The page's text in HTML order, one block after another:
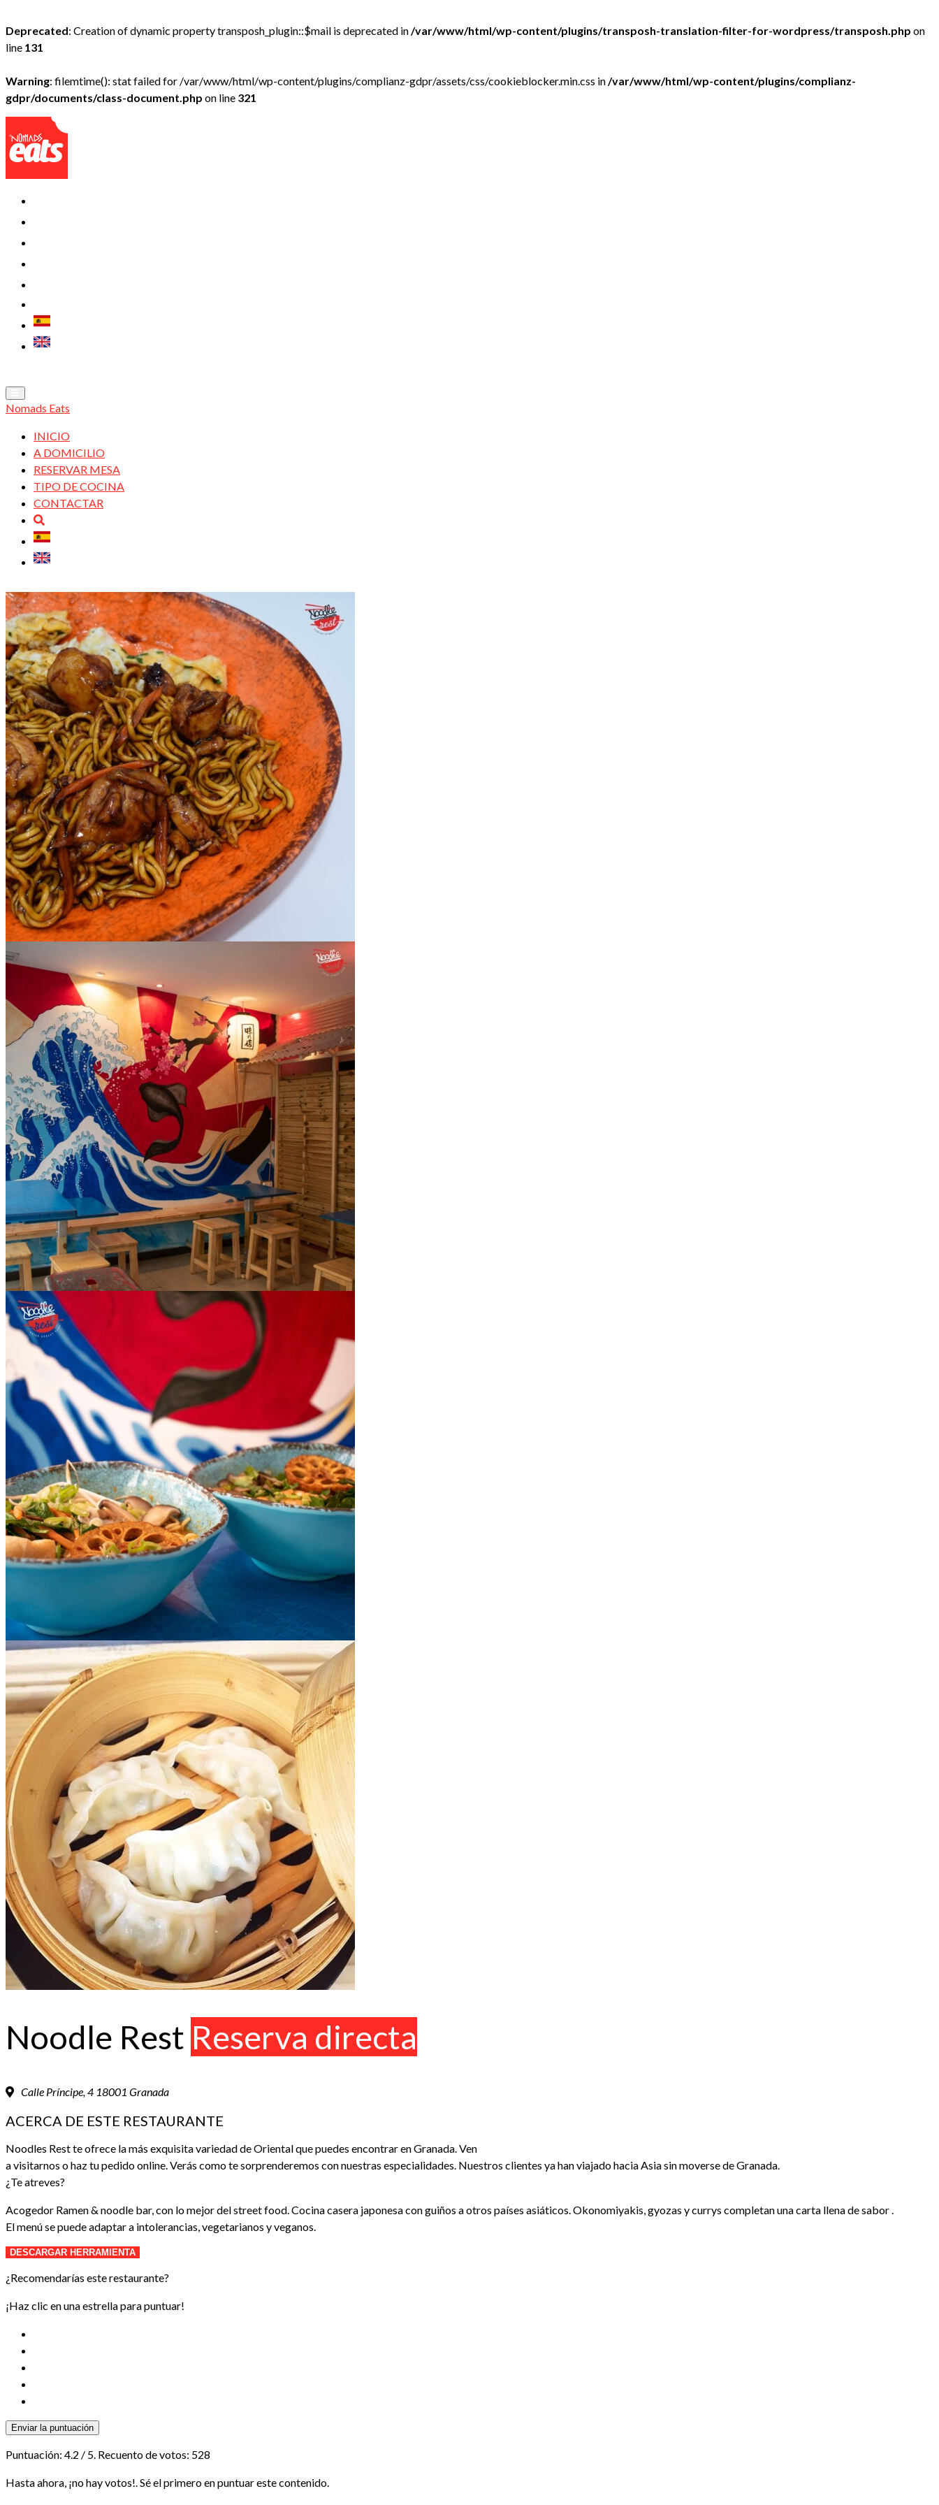
Deprecated: Creation of dynamic property transposh_plugin::$mail is deprecated in/var/www/html/wp-content/plugins/transposh-translation-filter-for-wordpress/transposh.php on
line 131
Warning: filemtime(): stat failed for /var/www/html/wp-content/plugins/complianz-gdpr/assets/css/cookieblocker.min.css in/var/www/html/wp-content/plugins/complianz-
gdpr/documents/class-document.php on line 321
Nomads Eats
INICIO
A DOMICILIO
RESERVAR MESA
TIPO DE COCINA
CONTACTAR
Noodle Rest Reserva directa
Calle Príncipe, 4 18001 Granada
ACERCA DE ESTE RESTAURANTE
Noodles Rest te ofrece la más exquisita variedad de Oriental que puedes encontrar en Granada. Ven
a visitarnos o haz tu pedido online. Verás como te sorprenderemos con nuestras especialidades. Nuestros clientes ya han viajado hacia Asia sin moverse de Granada.
¿Te atreves?
Acogedor Ramen & noodle bar, con lo mejor del street food. Cocina casera japonesa con guiños a otros países asiáticos. Okonomiyakis, gyozas y currys completan una carta llena de sabor .
El menú se puede adaptar a intolerancias, vegetarianos y veganos.
DESCARGAR HERRAMIENTA
¿Recomendarías este restaurante?
¡Haz clic en una estrella para puntuar!
Enviar la puntuación
Puntuación: 4.2 / 5. Recuento de votos: 528
Hasta ahora, ¡no hay votos!. Sé el primero en puntuar este contenido.